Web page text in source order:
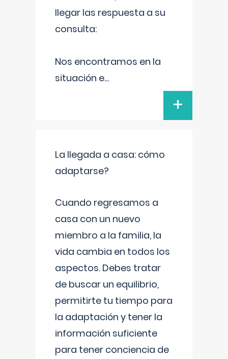
llegar las respuesta a su
consulta:
Nos encontramos en la
situación e...
+
La llegada a casa: cómo
adaptarse?
Cuando regresamos a
casa con un nuevo
miembro a la familia, la
vida cambia en todos los
aspectos. Debes tratar
de buscar un equilibrio,
permitirte tu tiempo para
la adaptación y tener la
información suficiente
para tener conciencia de